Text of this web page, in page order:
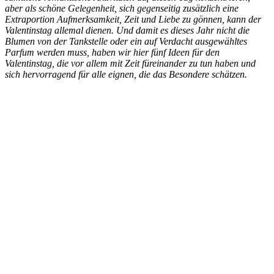
aber als schöne Gelegenheit, sich gegenseitig zusätzlich eine
Extraportion Aufmerksamkeit, Zeit und Liebe zu gönnen, kann der
Valentinstag allemal dienen. Und damit es dieses Jahr nicht die
Blumen von der Tankstelle oder ein auf Verdacht ausgewähltes
Parfum werden muss, haben wir hier fünf Ideen für den
Valentinstag, die vor allem mit Zeit füreinander zu tun haben und
sich hervorragend für alle eignen, die das Besondere schätzen.